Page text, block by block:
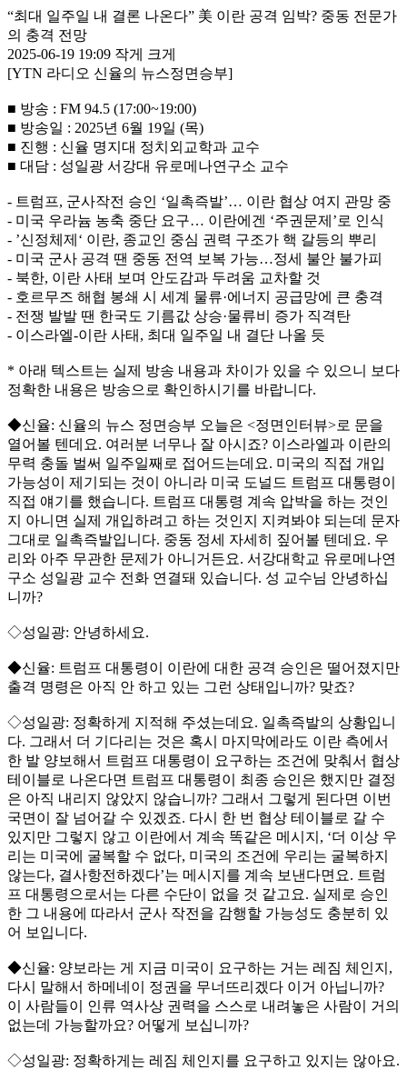
“최대 일주일 내 결론 나온다” 美 이란 공격 임박? 중동 전문가
의 충격 전망
2025-06-19 19:09 작게
크게
[YTN 라디오 신율의 뉴스정면승부]
■ 방송 : FM 94.5 (17:00~19:00)
■ 방송일 : 2025년 6월 19일 (목)
■ 진행 : 신율 명지대 정치외교학과 교수
■ 대담 : 성일광 서강대 유로메나연구소 교수
- 트럼프, 군사작전 승인 ‘일촉즉발’… 이란 협상 여지 관망 중
- 미국 우라늄 농축 중단 요구… 이란에겐 ‘주권문제’로 인식
- ’신정체제‘ 이란, 종교인 중심 권력 구조가 핵 갈등의 뿌리
- 미국 군사 공격 땐 중동 전역 보복 가능…정세 불안 불가피
- 북한, 이란 사태 보며 안도감과 두려움 교차할 것
- 호르무즈 해협 봉쇄 시 세계 물류·에너지 공급망에 큰 충격
- 전쟁 발발 땐 한국도 기름값 상승·물류비 증가 직격탄
- 이스라엘-이란 사태, 최대 일주일 내 결단 나올 듯
* 아래 텍스트는 실제 방송 내용과 차이가 있을 수 있으니 보다
정확한 내용은 방송으로 확인하시기를 바랍니다.
◆신율: 신율의 뉴스 정면승부 오늘은 <정면인터뷰>로 문을
열어볼 텐데요. 여러분 너무나 잘 아시죠? 이스라엘과 이란의
무력 충돌 벌써 일주일째로 접어드는데요. 미국의 직접 개입
가능성이 제기되는 것이 아니라 미국 도널드 트럼프 대통령이
직접 얘기를 했습니다. 트럼프 대통령 계속 압박을 하는 것인
지 아니면 실제 개입하려고 하는 것인지 지켜봐야 되는데 문자
그대로 일촉즉발입니다. 중동 정세 자세히 짚어볼 텐데요. 우
리와 아주 무관한 문제가 아니거든요. 서강대학교 유로메나연
구소 성일광 교수 전화 연결돼 있습니다. 성 교수님 안녕하십
니까?
◇성일광: 안녕하세요.
◆신율: 트럼프 대통령이 이란에 대한 공격 승인은 떨어졌지만
출격 명령은 아직 안 하고 있는 그런 상태입니까? 맞죠?
◇성일광: 정확하게 지적해 주셨는데요. 일촉즉발의 상황입니
다. 그래서 더 기다리는 것은 혹시 마지막에라도 이란 측에서
한 발 양보해서 트럼프 대통령이 요구하는 조건에 맞춰서 협상
테이블로 나온다면 트럼프 대통령이 최종 승인은 했지만 결정
은 아직 내리지 않았지 않습니까? 그래서 그렇게 된다면 이번
국면이 잘 넘어갈 수 있겠죠. 다시 한 번 협상 테이블로 갈 수
있지만 그렇지 않고 이란에서 계속 똑같은 메시지, ‘더 이상 우
리는 미국에 굴복할 수 없다, 미국의 조건에 우리는 굴복하지
않는다, 결사항전하겠다’는 메시지를 계속 보낸다면요. 트럼
프 대통령으로서는 다른 수단이 없을 것 같고요. 실제로 승인
한 그 내용에 따라서 군사 작전을 감행할 가능성도 충분히 있
어 보입니다.
◆신율: 양보라는 게 지금 미국이 요구하는 거는 레짐 체인지,
다시 말해서 하메네이 정권을 무너뜨리겠다 이거 아닙니까?
이 사람들이 인류 역사상 권력을 스스로 내려놓은 사람이 거의
없는데 가능할까요? 어떻게 보십니까?
◇성일광: 정확하게는 레짐 체인지를 요구하고 있지는 않아요.